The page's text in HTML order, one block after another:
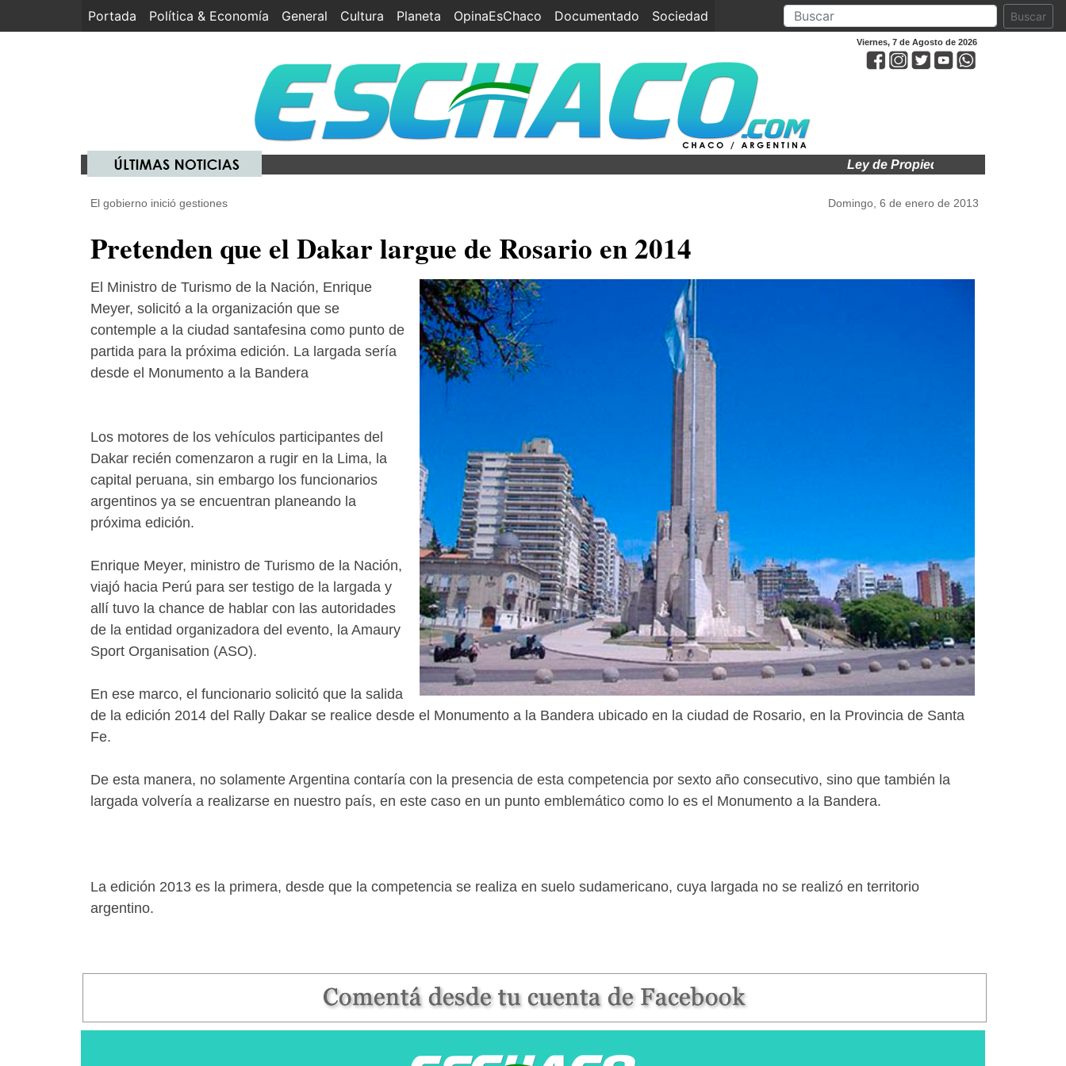
Portada (current)
Política & Economía General Cultura Planeta OpinaEsChaco Documentado Sociedad Buscar
Viernes, 7 de Agosto de 2026
Ley de Propiedad Privada en el
El gobierno inició gestiones Domingo, 6 de enero de 2013
Pretenden que el Dakar largue de Rosario en 2014
El Ministro de Turismo de la Nación, Enrique
Meyer, solicitó a la organización que se
contemple a la ciudad santafesina como punto de
partida para la próxima edición. La largada sería
desde el Monumento a la Bandera
Los motores de los vehículos participantes del
Dakar recién comenzaron a rugir en la Lima, la
capital peruana, sin embargo los funcionarios
argentinos ya se encuentran planeando la
próxima edición.
Enrique Meyer, ministro de Turismo de la Nación,
viajó hacia Perú para ser testigo de la largada y
allí tuvo la chance de hablar con las autoridades
de la entidad organizadora del evento, la Amaury
Sport Organisation (ASO).
En ese marco, el funcionario solicitó que la salida
de la edición 2014 del Rally Dakar se realice desde el Monumento a la Bandera ubicado en la ciudad de Rosario, en la Provincia de Santa
Fe.
De esta manera, no solamente Argentina contaría con la presencia de esta competencia por sexto año consecutivo, sino que también la
largada volvería a realizarse en nuestro país, en este caso en un punto emblemático como lo es el Monumento a la Bandera.
La edición 2013 es la primera, desde que la competencia se realiza en suelo sudamericano, cuya largada no se realizó en territorio
argentino.